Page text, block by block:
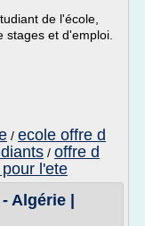
de l'école,
stages et d'emploi.
/ ecole offre d
/ offre d
l'ete
Algérie |